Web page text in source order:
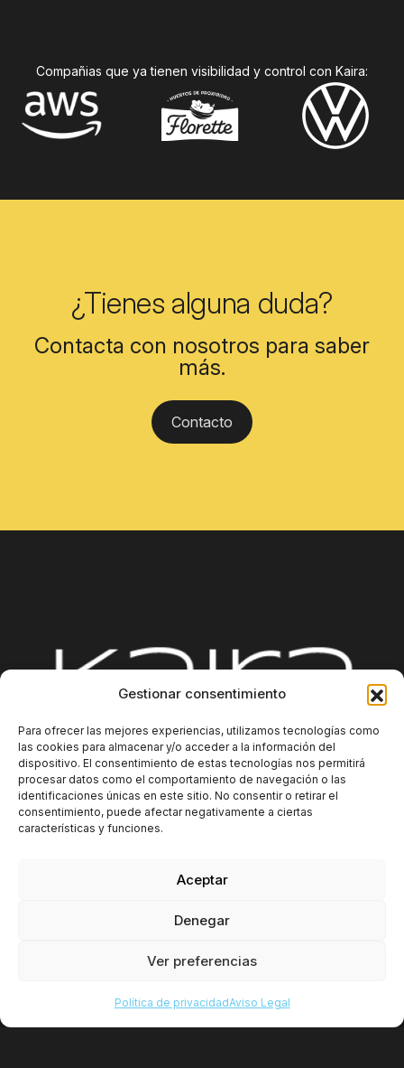
Gestionar consentimiento
Para ofrecer las mejores experiencias, utilizamos tecnologías como
las cookies para almacenar y/o acceder a la información del
dispositivo. El consentimiento de estas tecnologías nos permitirá
procesar datos como el comportamiento de navegación o las
identificaciones únicas en este sitio. No consentir o retirar el
consentimiento, puede afectar negativamente a ciertas
características y funciones.
Aceptar
Denegar
Ver preferencias
Política de privacidadAviso Legal
Compañias que ya tienen visibilidad y control con Kaira:
¿Tienes alguna duda?
Contacta con nosotros para saber
más.
Contacto
Plataforma Integraciones
Sobre nosotros
Blog
Contacto Información adicional
Copyright 2025. Kaira Digital SL. All rights reserved.
Política de cookies